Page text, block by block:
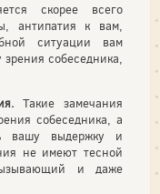
скорее всего
антипатия к вам,
ситуации вам
собеседника,
Такие замечания
собеседника, а
вашу выдержку и
не имеют тесной
и даже